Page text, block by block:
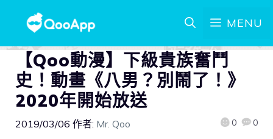
MENU
【Qoo動漫】下級貴族奮鬥
史！動畫《八男？別鬧了！》
2020年開始放送
2019/03/06 作者: Mr. Qoo 0 0